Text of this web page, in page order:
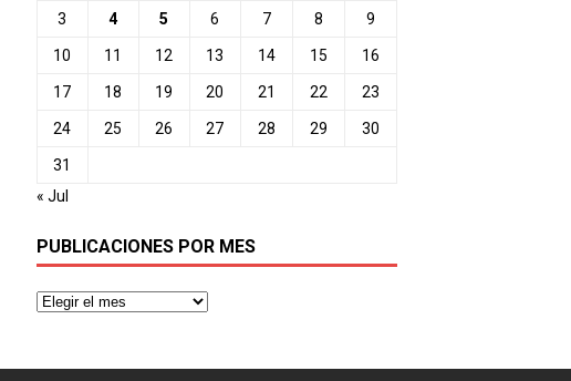
3 4 5 6 7 8 9
10 11 12 13 14 15 16
17 18 19 20 21 22 23
24 25 26 27 28 29 30
31
« Jul
PUBLICACIONES POR MES